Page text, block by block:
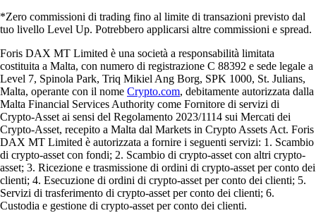
*Zero commissioni di trading fino al limite di transazioni previsto dal
tuo livello Level Up. Potrebbero applicarsi altre commissioni e spread.
Foris DAX MT Limited è una società a responsabilità limitata
costituita a Malta, con numero di registrazione C 88392 e sede legale a
Level 7, Spinola Park, Triq Mikiel Ang Borg, SPK 1000, St. Julians,
Malta, operante con il nome Crypto.com, debitamente autorizzata dalla
Malta Financial Services Authority come Fornitore di servizi di
Crypto-Asset ai sensi del Regolamento 2023/1114 sui Mercati dei
Crypto-Asset, recepito a Malta dal Markets in Crypto Assets Act. Foris
DAX MT Limited è autorizzata a fornire i seguenti servizi: 1. Scambio
di crypto-asset con fondi; 2. Scambio di crypto-asset con altri crypto-
asset; 3. Ricezione e trasmissione di ordini di crypto-asset per conto dei
clienti; 4. Esecuzione di ordini di crypto-asset per conto dei clienti; 5.
Servizi di trasferimento di crypto-asset per conto dei clienti; 6.
Custodia e gestione di crypto-asset per conto dei clienti.